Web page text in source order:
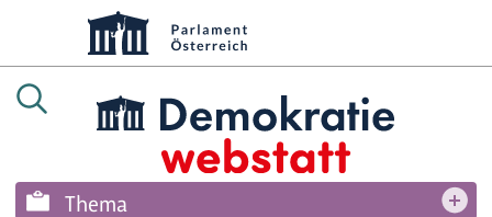
Thema